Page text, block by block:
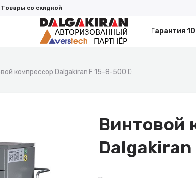
Товары со скидкой
Гарантия
компрессор Dalgakiran F 15-8-500 D
Винтовой